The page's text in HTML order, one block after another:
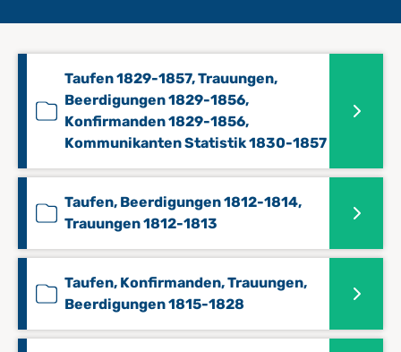
Taufen 1829-1857, Trauungen,
Beerdigungen 1829-1856,
Konfirmanden 1829-1856,
Kommunikanten Statistik 1830-1857
Taufen, Beerdigungen 1812-1814,
Trauungen 1812-1813
Taufen, Konfirmanden, Trauungen,
Beerdigungen 1815-1828